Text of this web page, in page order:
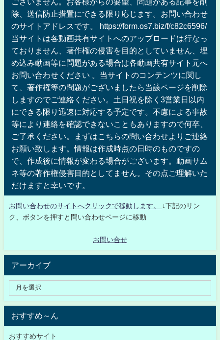
除、送信防止措置にできる限り応じます。お問い合わせ
のサイトアドレスです。 https://form.os7.biz/f/c82c6596/
当サイトは各動画共有サイトへのアップロードは行なっ
ておりません、著作権の侵害を目的としていません、埋
め込み動画等に問題がある場合は各動画共有サイト元へ
お問い合わせください 。当サイトのコンテンツに関し
て、著作権等の問題がございましたら当該ページを削除
しますのでご連絡ください。土日祝を除く3営業日以内
にできる限り迅速に対応する予定です。不慮による事故
等により連絡を確認できないこともありますので何卒、
ご了承ください。まずはこちらの問い合わせよりご連絡
お願い致します。情報は作成時点の日時のものですの
で、作成後に情報が変わる場合がございます。動画サム
ネ等の著作権侵害目的としてません。その点ご理解いた
だけますと幸いです。
お問い合わせのサイトへクリックで移動します。
↓下記のリン
ク、ボタンを押すと問い合わせページに移動
お問い合せ
アーカイブ
おすすめ～ん
おすすめサイト